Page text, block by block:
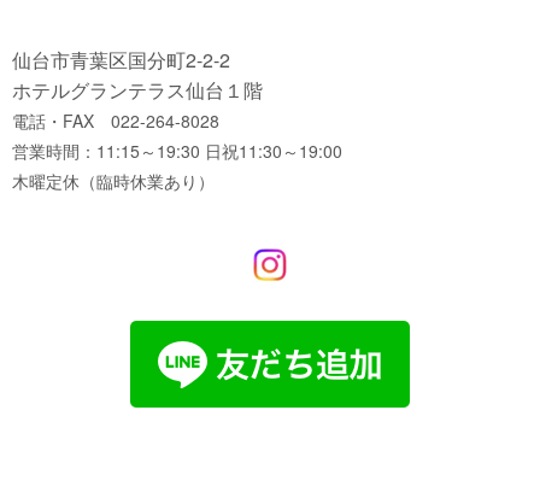
仙台市青葉区国分町2-2-2
ホテルグランテラス仙台１階
電話・FAX 022-264-8028
営業時間：11:15～19:30 日祝11:30～19:00
木曜定休（臨時休業あり）